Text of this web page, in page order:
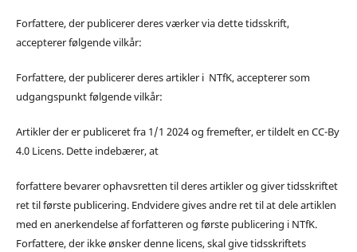
Forfattere, der publicerer deres værker via dette tidsskrift,
accepterer følgende vilkår:
Forfattere, der publicerer deres artikler i NTfK, accepterer som
udgangspunkt følgende vilkår:
Artikler der er publiceret fra 1/1 2024 og fremefter, er tildelt en CC-By
4.0 Licens. Dette indebærer, at
forfattere bevarer ophavsretten til deres artikler og giver tidsskriftet
ret til første publicering. Endvidere gives andre ret til at dele artiklen
med en anerkendelse af forfatteren og første publicering i NTfK.
Forfattere, der ikke ønsker denne licens, skal give tidsskriftets